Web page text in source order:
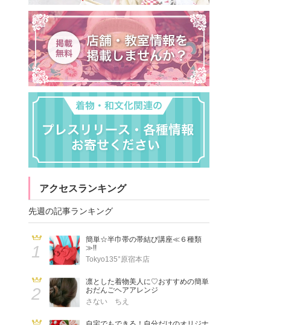
アクセスランキング
先週の記事ランキング
1
簡単☆半巾帯の帯結び講座≪６種類
≫!!
Tokyo135°原宿本店
2
凛とした着物美人に♡おすすめの簡単
おだんごヘアアレンジ
さない ちえ